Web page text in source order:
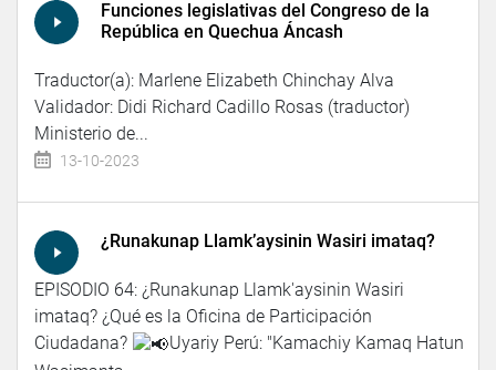
Funciones legislativas del Congreso de la
República en Quechua Áncash
Traductor(a): Marlene Elizabeth Chinchay Alva
Validador: Didi Richard Cadillo Rosas (traductor)
Ministerio de...
13-10-2023
¿Runakunap Llamk’aysinin Wasiri imataq?
EPISODIO 64: ¿Runakunap Llamk'aysinin Wasiri
imataq? ¿Qué es la Oficina de Participación
Ciudadana?
Uyariy Perú: "Kamachiy Kamaq Hatun